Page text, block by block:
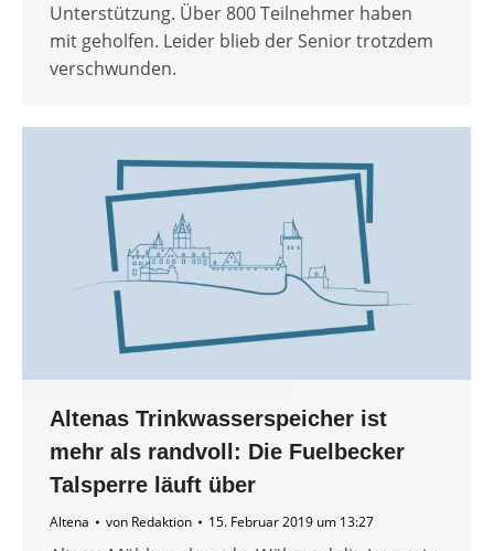
Unterstützung. Über 800 Teilnehmer haben
mit geholfen. Leider blieb der Senior trotzdem
verschwunden.
Altenas Trinkwasserspeicher ist
mehr als randvoll: Die Fuelbecker
Talsperre läuft über
Altena von Redaktion 15. Februar 2019 um 13:27